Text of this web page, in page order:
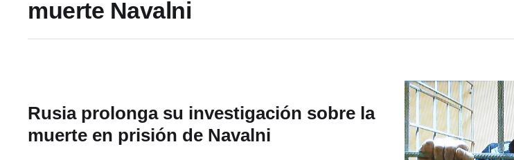
muerte Navalni
Rusia prolonga su investigación sobre la
muerte en prisión de Navalni